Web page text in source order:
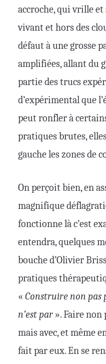
accroche, qui vrille
vivant et hors des
défaut à une grosse
amplifiées, allant du
partie des trucs
d’expérimental que
peut ronfler à
pratiques brutes,
gauche les zones de
On perçoit bien, en
magnifique
fonctionne là c’est
entendra, quelques
bouche d’Olivier
pratiques
« Construire non pas
n’est par ». Faire non
mais avec, et même
fait par eux. En se